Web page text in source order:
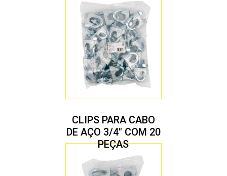
CLIPS PARA CABO
DE AÇO 3/4″ COM 20
PEÇAS